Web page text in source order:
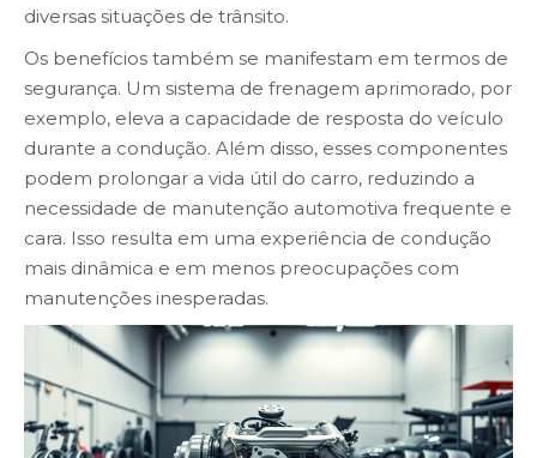
diversas situações de trânsito.
Os benefícios também se manifestam em termos de
segurança. Um sistema de frenagem aprimorado, por
exemplo, eleva a capacidade de resposta do veículo
durante a condução. Além disso, esses componentes
podem prolongar a vida útil do carro, reduzindo a
necessidade de manutenção automotiva frequente e
cara. Isso resulta em uma experiência de condução
mais dinâmica e em menos preocupações com
manutenções inesperadas.